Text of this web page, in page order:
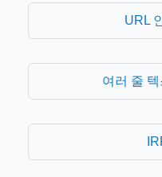
URL
여러 줄 텍